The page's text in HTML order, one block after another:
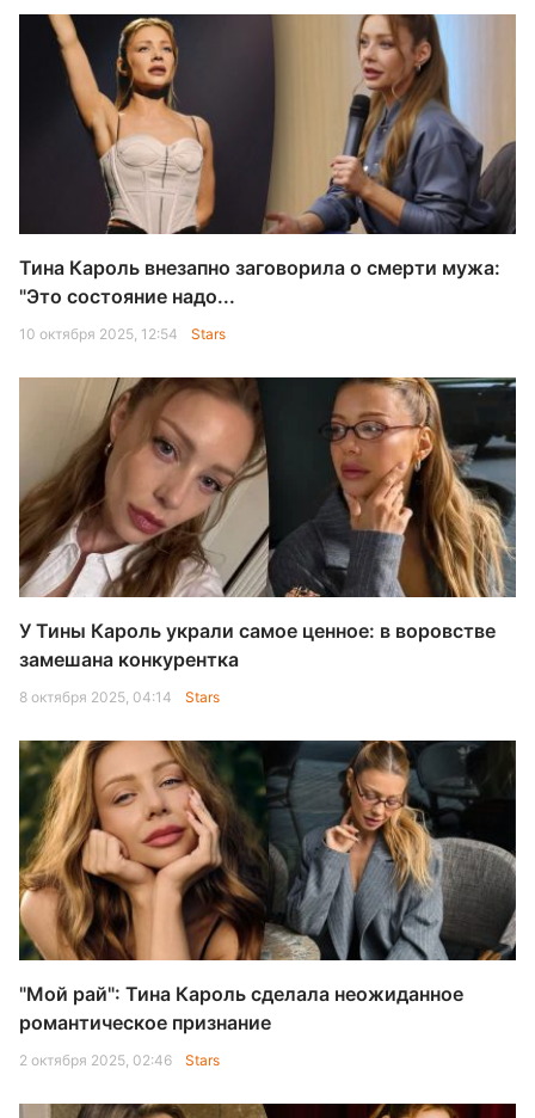
Тина Кароль внезапно заговорила о смерти мужа:
"Это состояние надо...
10 октября 2025, 12:54 Stars
У Тины Кароль украли самое ценное: в воровстве
замешана конкурентка
8 октября 2025, 04:14 Stars
"Мой рай": Тина Кароль сделала неожиданное
романтическое признание
2 октября 2025, 02:46 Stars